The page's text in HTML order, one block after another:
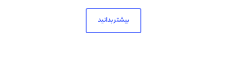
بیشتر بدانید